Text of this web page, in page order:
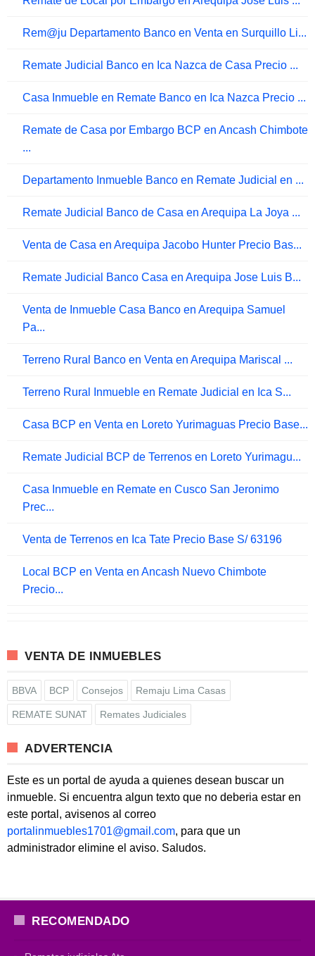
Rem@ju Departamento Banco en Venta en Surquillo Li...
Remate Judicial Banco en Ica Nazca de Casa Precio ...
Casa Inmueble en Remate Banco en Ica Nazca Precio ...
Remate de Casa por Embargo BCP en Ancash Chimbote
...
Departamento Inmueble Banco en Remate Judicial en ...
Remate Judicial Banco de Casa en Arequipa La Joya ...
Venta de Casa en Arequipa Jacobo Hunter Precio Bas...
Remate Judicial Banco Casa en Arequipa Jose Luis B...
Venta de Inmueble Casa Banco en Arequipa Samuel
Pa...
Terreno Rural Banco en Venta en Arequipa Mariscal ...
Terreno Rural Inmueble en Remate Judicial en Ica S...
Casa BCP en Venta en Loreto Yurimaguas Precio Base...
Remate Judicial BCP de Terrenos en Loreto Yurimagu...
Casa Inmueble en Remate en Cusco San Jeronimo
Prec...
Venta de Terrenos en Ica Tate Precio Base S/ 63196
Local BCP en Venta en Ancash Nuevo Chimbote
Precio...
VENTA DE INMUEBLES
BBVA BCP Consejos Remaju Lima Casas
REMATE SUNAT Remates Judiciales
ADVERTENCIA
Este es un portal de ayuda a quienes desean buscar un
inmueble. Si encuentra algun texto que no deberia estar en
este portal, avisenos al correo
portalinmuebles1701@gmail.com, para que un
administrador elimine el aviso. Saludos.
RECOMENDADO